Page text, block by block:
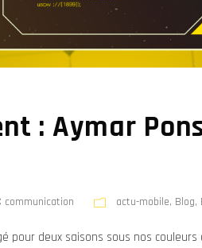
: Aymar
communication actu-mobile, Blog,
pour deux saisons sous nos couleurs